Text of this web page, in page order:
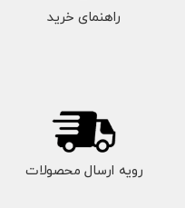
راهنمای خرید
رویه ارسال محصولات